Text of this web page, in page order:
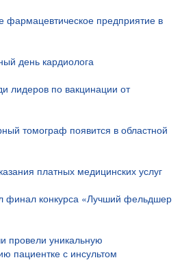
фармацевтическое предприятие в
день кардиолога
лидеров по вакцинации от
томограф появится в областной
платных медицинских услуг
финал конкурса «Лучший фельдшер
провели уникальную
пациентке с инсультом